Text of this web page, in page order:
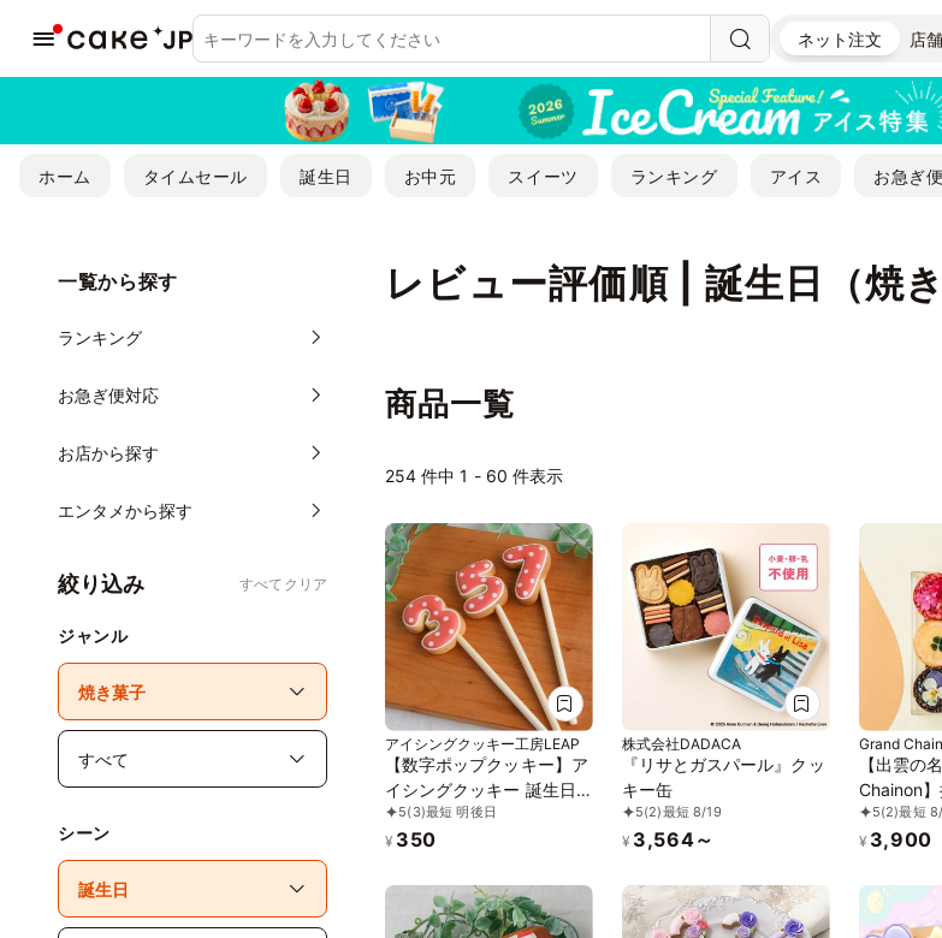
ネット注文 店
ホーム タイムセール 誕生日 お中元 スイーツ ランキング アイス お急ぎ便
レビュー評価順 | 誕生日（焼き
一覧から探す
ランキング
お急ぎ便対応
お店から探す
エンタメから探す
絞り込み すべてクリア
ジャンル
シーン
商品一覧
254 件中 1 - 60 件表示
アイシングクッキー工房LEAP
【数字ポップクッキー】ア
イシングクッキー 誕生日
ケーキ クッキー 数字 デコ
レーションケーキ オリジ
子 推し活 推しケーキ
5(3)最短 明後日
¥ 350
株式会社DADACA
『リサとガスパール』クッ
キー缶
5(2)最短 8/19
¥ 3,564～
Grand
【出雲の
Chainon
ー缶 ママ
5(2)最短
¥ 3,900